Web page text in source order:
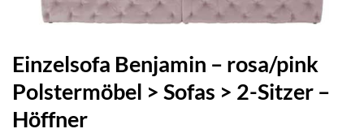
Einzelsofa Benjamin – rosa/pink
Polstermöbel > Sofas > 2-Sitzer –
Höffner